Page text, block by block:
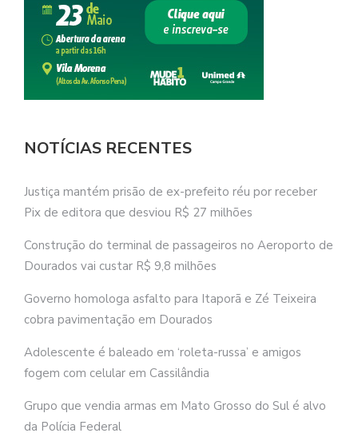
NOTÍCIAS RECENTES
Justiça mantém prisão de ex-prefeito réu por receber
Pix de editora que desviou R$ 27 milhões
Construção do terminal de passageiros no Aeroporto de
Dourados vai custar R$ 9,8 milhões
Governo homologa asfalto para Itaporã e Zé Teixeira
cobra pavimentação em Dourados
Adolescente é baleado em ‘roleta-russa’ e amigos
fogem com celular em Cassilândia
Grupo que vendia armas em Mato Grosso do Sul é alvo
da Polícia Federal